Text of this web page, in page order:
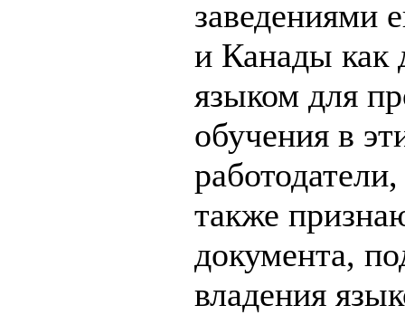
заведениями
и Канады как
языком для
обучения в
также
документа,
владения